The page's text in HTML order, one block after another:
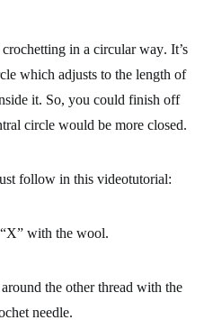
in a circular way. It’s
which adjusts to the length of
it. So, you could finish off
circle would be more closed.
follow in this videotutorial:
with the wool.
the other thread with the
needle.